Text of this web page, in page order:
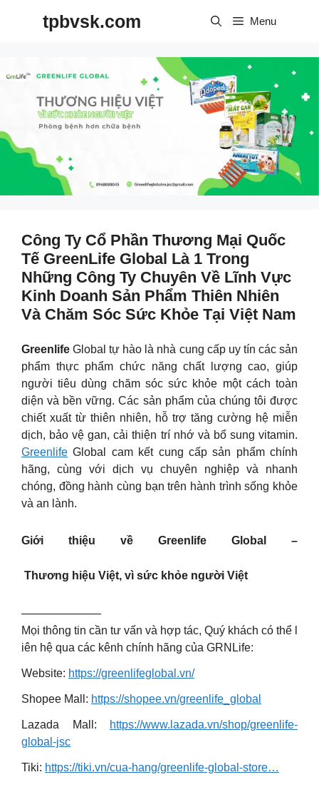
tpbvsk.com Menu
Công Ty Cổ Phần Thương Mại Quốc
Tế GreenLife Global Là 1 Trong
Những Công Ty Chuyên Về Lĩnh Vực
Kinh Doanh Sản Phẩm Thiên Nhiên
Và Chăm Sóc Sức Khỏe Tại Việt Nam
Greenlife Global tự hào là nhà cung cấp uy tín các sản
phẩm thực phẩm chức năng chất lượng cao, giúp
người tiêu dùng chăm sóc sức khỏe một cách toàn
diện và bền vững. Các sản phẩm của chúng tôi được
chiết xuất từ thiên nhiên, hỗ trợ tăng cường hệ miễn
dịch, bảo vệ gan, cải thiện trí nhớ và bổ sung vitamin.
Greenlife Global cam kết cung cấp sản phẩm chính
hãng, cùng với dịch vụ chuyên nghiệp và nhanh
chóng, đồng hành cùng bạn trên hành trình sống khỏe
và an lành.
Giới thiệu về Greenlife Global –
Thương hiệu Việt, vì sức khỏe người Việt
———————
Mọi thông tin cần tư vấn và hợp tác, Quý khách có thể l
iên hệ qua các kênh chính hãng của GRNLife:
Website: https://greenlifeglobal.vn/
Shopee Mall: https://shopee.vn/greenlife_global
Lazada Mall:
https://www.lazada.vn/shop/greenlife-
global-jsc
Tiki: https://tiki.vn/cua-hang/greenlife-global-store…